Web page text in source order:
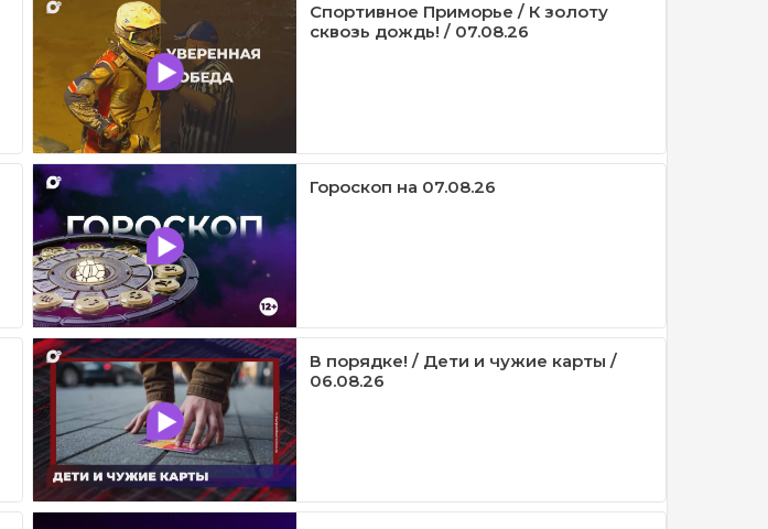
Спортивное Приморье / К золоту
сквозь дождь! / 07.08.26
Гороскоп на 07.08.26
В порядке! / Дети и чужие карты /
06.08.26